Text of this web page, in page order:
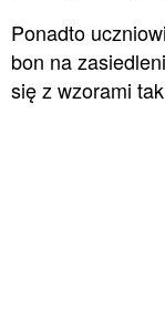
Ponadto
bon na
się z wzorami